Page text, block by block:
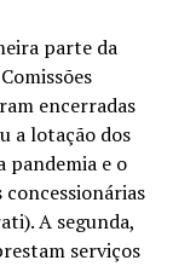
parte da
encerradas
a lotação dos
e o
A segunda,
serviços